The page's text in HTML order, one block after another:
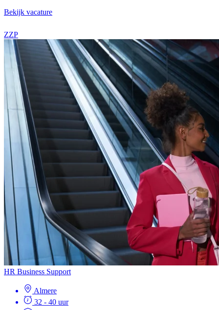
Bekijk vacature
ZZP
HR Business Support
Almere
32 - 40 uur